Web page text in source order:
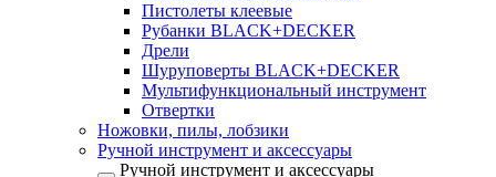
Пистолеты клеевые
Рубанки BLACK+DECKER
Дрели
Шуруповерты BLACK+DECKER
Мультифункциональный инструмент
Отвертки
Ножовки, пилы, лобзики
Ручной инструмент и аксессуары
Ручной инструмент и аксессуары